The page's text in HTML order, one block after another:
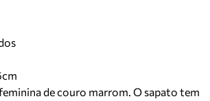
de couro marrom. O sapato tem